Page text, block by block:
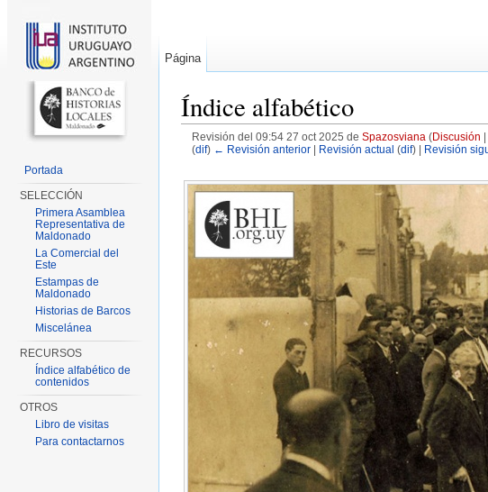
Índice alfabético
Revisión del 09:54 27 oct 2025 de Spazosviana (Discusión
(dif) ← Revisión anterior| Revisión actual (dif) | Revisión
Página
Portada
SELECCIÓN
Primera Asamblea
Representativa de
Maldonado
La Comercial del
Este
Estampas de
Maldonado
Historias de Barcos
Miscelánea
RECURSOS
Índice alfabético de
contenidos
OTROS
Libro de visitas
Para contactarnos